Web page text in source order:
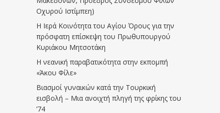
Οχυρού Ιστίμπεη)
Η Ιερά Κοινότητα του Αγίου Όρους για την
πρόσφατη επίσκεψη του Πρωθυπουργού
Κυριάκου Μητσοτάκη
Η νεανική παραβατικότητα στην εκπομπή
«Άκου Φίλε»
Βιασμοί γυναικών κατά την Τουρκική
εισβολή – Μια ανοιχτή πληγή της φρίκης του
’74